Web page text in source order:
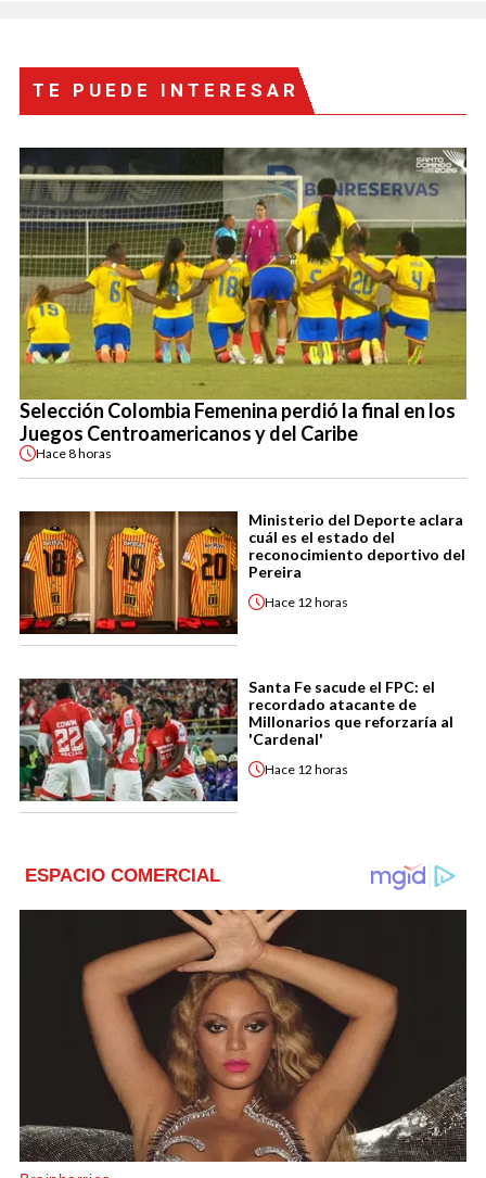
TE PUEDE INTERESAR
Selección Colombia Femenina perdió la final en los
Juegos Centroamericanos y del Caribe
Hace8 horas
Ministerio del Deporte aclara
cuál es el estado del
reconocimiento deportivo del
Pereira
Hace 12 horas
Santa Fe sacude el FPC: el
recordado atacante de
Millonarios que reforzaría al
'Cardenal'
Hace 12 horas